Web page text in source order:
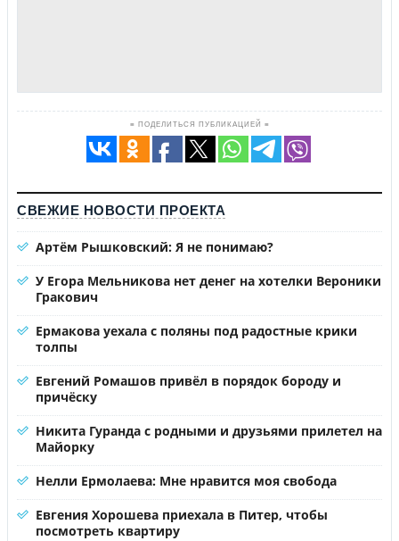
≡ ПОДЕЛИТЬСЯ ПУБЛИКАЦИЕЙ ≡
СВЕЖИЕ НОВОСТИ ПРОЕКТА
Артём Рышковский: Я не понимаю?
У Егора Мельникова нет денег на хотелки Вероники
Гракович
Ермакова уехала с поляны под радостные крики
толпы
Евгений Ромашов привёл в порядок бороду и
причёску
Никита Гуранда с родными и друзьями прилетел на
Майорку
Нелли Ермолаева: Мне нравится моя свобода
Евгения Хорошева приехала в Питер, чтобы
посмотреть квартиру